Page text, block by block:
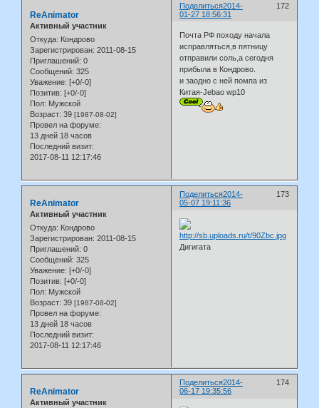
Поделиться 172
2014-
01-27 18:56:31
ReAnimator
Активный участник
Откуда: Кондрово
Зарегистрирован: 2011-08-15
Приглашений: 0
Сообщений: 325
Уважение: [+0/-0]
Позитив: [+0/-0]
Пол: Мужской
Возраст: 39 [1987-08-02]
Провел на форуме:
13 дней 18 часов
Последний визит:
2017-08-11 12:17:46
Почта РФ походу начала
исправляться,в пятницу
отправили соль,а сегодня
прибыла в Кондрово.
и заодно с ней помпа из
Китая-Jebao wp10
Поделиться 173
2014-
05-07 19:11:36
ReAnimator
Активный участник
Откуда: Кондрово
Зарегистрирован: 2011-08-15
Приглашений: 0
Сообщений: 325
Уважение: [+0/-0]
Позитив: [+0/-0]
Пол: Мужской
Возраст: 39 [1987-08-02]
Провел на форуме:
13 дней 18 часов
Последний визит:
2017-08-11 12:17:46
Дигигата
Поделиться 174
2014-
06-17 19:35:56
ReAnimator
Активный участник